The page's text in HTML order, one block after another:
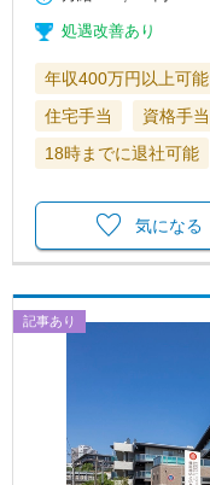
処遇改善あり
年収400万円以上可能
住宅手当
資格手当
18時までに退社可能
気になる
記事あり